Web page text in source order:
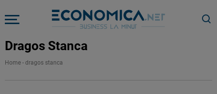
Dragos Stanca
Home - dragos stanca